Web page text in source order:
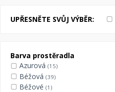
UPŘESNĚTE SVŮJ VÝBĚR:
Barva prostěradla
Azurová (15)
Béžová (39)
Béžové (1)